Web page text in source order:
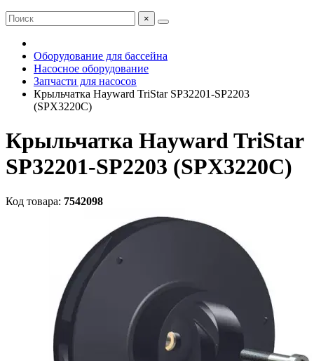
×
Оборудование для бассейна
Насосное оборудование
Запчасти для насосов
Крыльчатка Hayward TriStar SP32201-SP2203
(SPX3220C)
Крыльчатка Hayward TriStar
SP32201-SP2203 (SPX3220C)
Код товара: 7542098